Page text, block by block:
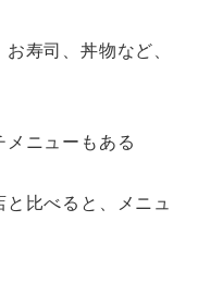
寿司、丼物など、
ニューもある
比べると、メニュ